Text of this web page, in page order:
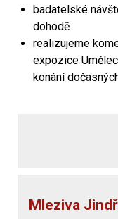
badatelské
dohodě
realizujeme
expozice
konání
Mleziva